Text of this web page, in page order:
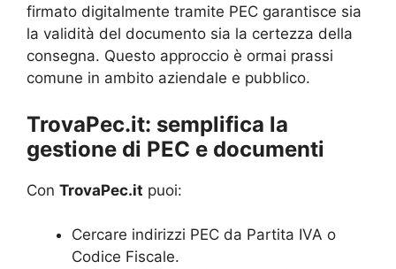
firmato digitalmente tramite PEC garantisce sia
la validità del documento sia la certezza della
consegna. Questo approccio è ormai prassi
comune in ambito aziendale e pubblico.
TrovaPec.it: semplifica la
gestione di PEC e documenti
Con TrovaPec.it puoi:
Cercare indirizzi PEC da Partita IVA o
Codice Fiscale.